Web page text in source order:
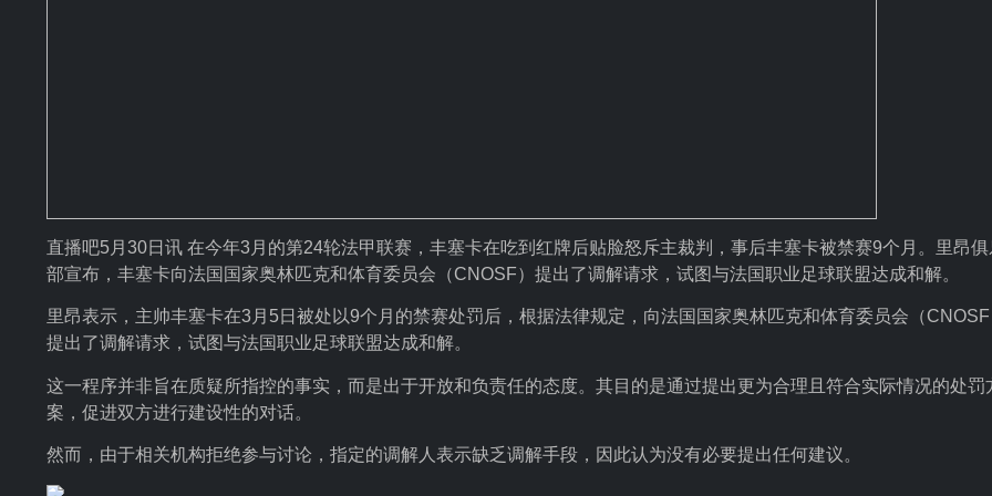
直播吧5月30日讯 在今年3月的第24轮法甲联赛，丰塞卡在吃到红牌后贴脸怒斥主裁判，事后丰塞卡被禁赛9个月。里昂俱
部宣布，丰塞卡向法国国家奥林匹克和体育委员会（CNOSF）提出了调解请求，试图与法国职业足球联盟达成和解。
里昂表示，主帅丰塞卡在3月5日被处以9个月的禁赛处罚后，根据法律规定，向法国国家奥林匹克和体育委员会（CNOSF
提出了调解请求，试图与法国职业足球联盟达成和解。
这一程序并非旨在质疑所指控的事实，而是出于开放和负责任的态度。其目的是通过提出更为合理且符合实际情况的处罚
案，促进双方进行建设性的对话。
然而，由于相关机构拒绝参与讨论，指定的调解人表示缺乏调解手段，因此认为没有必要提出任何建议。